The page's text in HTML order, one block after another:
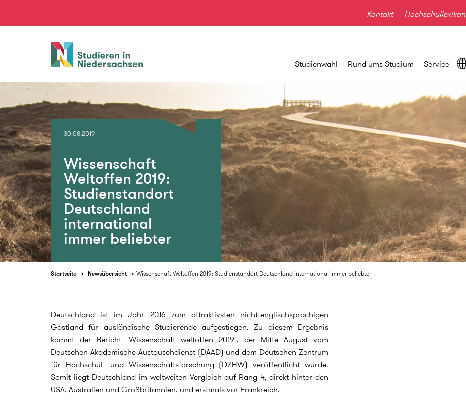
Kontakt Hochschullexikon
Studieren
in
Studienwahl Rund ums Studium Service
30.08.2019
Wissenschaft
Weltoffen 2019:
Studienstandort
Deutschland
international
immer beliebter
Startseite Newsübersicht Wissenschaft Weltoffen 2019: Studienstandort Deutschland international immer beliebter
Deutschland ist im Jahr 2016 zum attraktivsten nicht-englischsprachigen
Gastland für ausländische Studierende aufgestiegen. Zu diesem Ergebnis
kommt der Bericht "Wissenschaft weltoffen 2019", der Mitte August vom
Deutschen Akademische Austauschdienst (DAAD) und dem Deutschen Zentrum
für Hochschul- und Wissenschaftsforschung (DZHW) veröffentlicht wurde.
Somit liegt Deutschland im weltweiten Vergleich auf Rang 4, direkt hinter den
USA, Australien und Großbritannien, und erstmals vor Frankreich.